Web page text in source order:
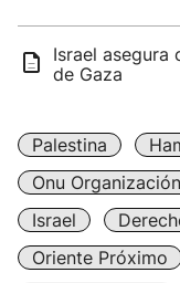
Israel asegura
de Gaza
Palestina
Onu
Israel
Oriente Próximo